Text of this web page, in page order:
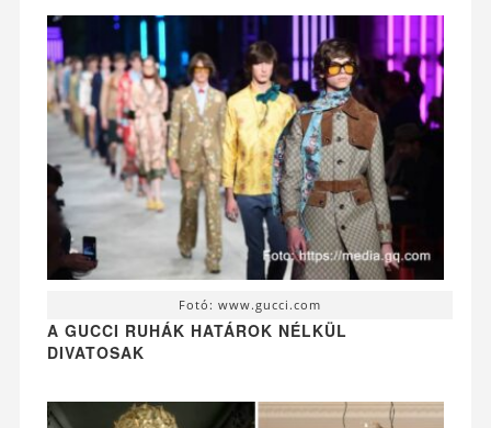
Fotó: www.gucci.com
A GUCCI RUHÁK HATÁROK NÉLKÜL
DIVATOSAK